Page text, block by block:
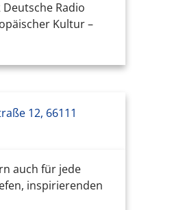
Radio
Kultur –
12, 66111
auch für jede
inspirierenden